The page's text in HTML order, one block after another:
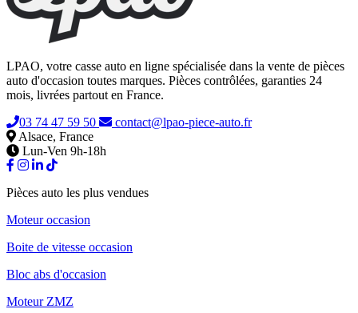
LPAO, votre casse auto en ligne spécialisée dans la vente de pièces
auto d'occasion toutes marques. Pièces contrôlées, garanties 24
mois, livrées partout en France.
03 74 47 59 50
contact@lpao-piece-auto.fr
Alsace, France
Lun-Ven 9h-18h
Pièces auto les plus vendues
Moteur occasion
Boite de vitesse occasion
Bloc abs d'occasion
Moteur ZMZ